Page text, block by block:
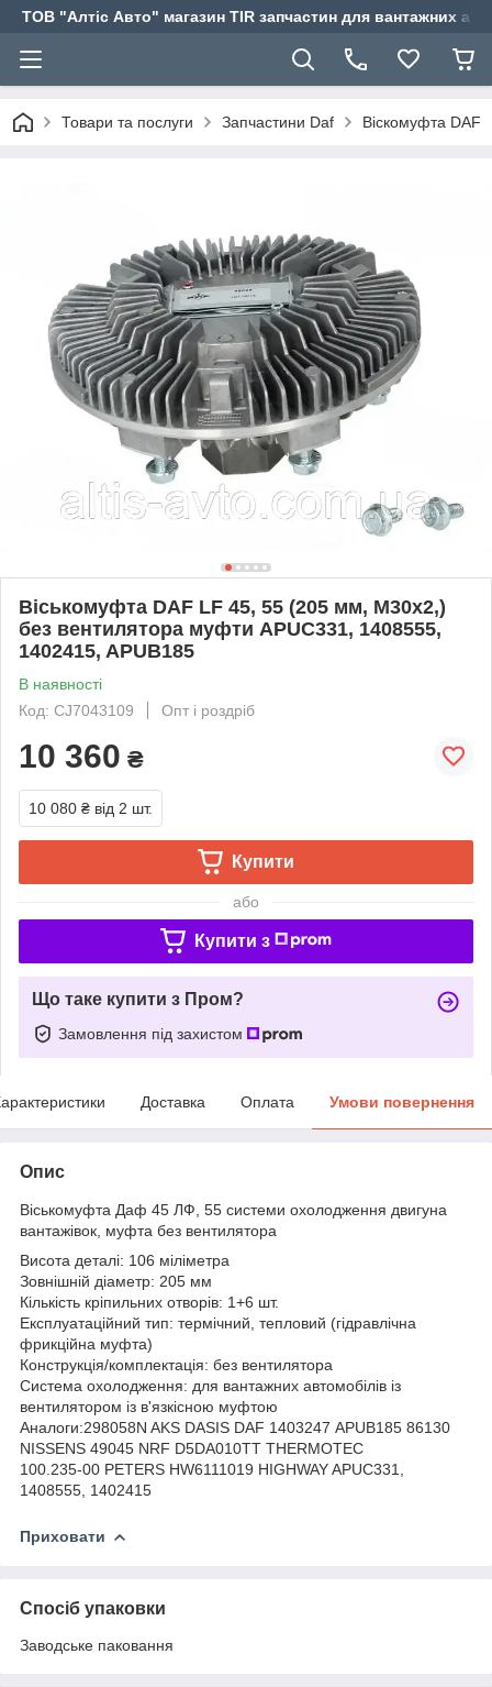
ТОВ "Алтіс Авто" магазин TIR запчастин для вантажних
Товари та послуги Запчастини Daf Віскомуфта DAF
Віськомуфта DAF LF 45, 55 (205 мм, M30x2,)
без вентилятора муфти APUC331, 1408555,
1402415, APUB185
В наявності
Код: CJ7043109
Опт і роздріб
10 360 ₴
10 080 ₴ від 2 шт.
Купити
або
Купити з
Що таке купити з Пром?
Замовлення під захистом
Доставка Оплата Умови повернення
Опис
Віськомуфта Даф 45 ЛФ, 55 системи охолодження двигуна
вантажівок, муфта без вентилятора
Висота деталі: 106 міліметра
Зовнішній діаметр: 205 мм
Кількість кріпильних отворів: 1+6 шт.
Експлуатаційний тип: термічний, тепловий (гідравлічна
фрикційна муфта)
Конструкція/комплектація: без вентилятора
Система охолодження: для вантажних автомобілів із
вентилятором із в'язкісною муфтою
Аналоги:298058N AKS DASIS DAF 1403247 APUB185 86130
NISSENS 49045 NRF D5DA010TT THERMOTEC
100.235-00 PETERS HW6111019 HIGHWAY APUC331,
1408555, 1402415
Приховати
Спосіб упаковки
Заводське паковання